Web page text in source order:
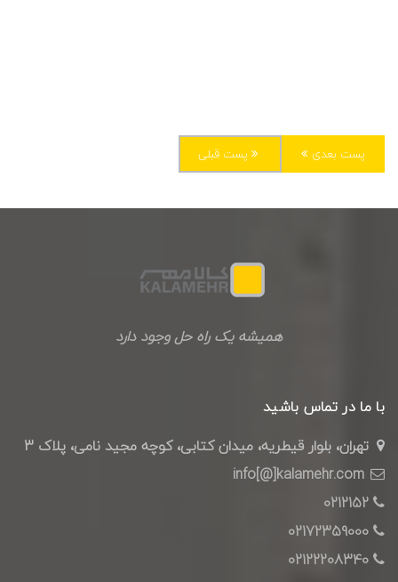
پست قبلی پست بعدی
همیشه یک راه حل وجود دارد
با ما در تماس باشید
تهران، بلوار قیطریه، میدان کتابی، کوچه مجید نامی، پلاک 3
0212152
02172359000
02122208340